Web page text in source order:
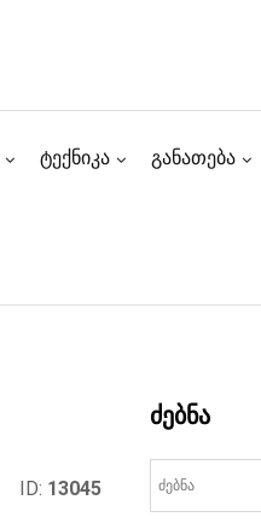
ტექნიკა განათება
ID: 13045
ძებნა